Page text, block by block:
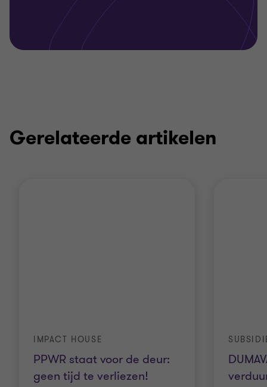
Gerelateerde artikelen
PPWR staat voor de deur:
geen tijd te verliezen!
IMPACT HOUSE